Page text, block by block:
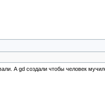
А gd создали чтобы человек